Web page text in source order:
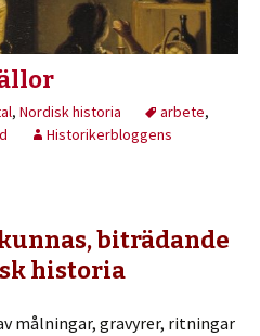
, Nordisk historia arbete,
Historikerbloggens
biträdande
historia
målningar, gravyrer, ritningar